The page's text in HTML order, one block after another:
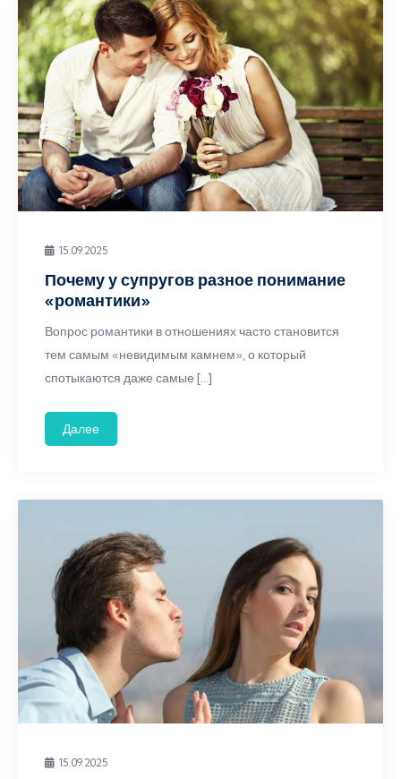
15.09.2025
Почему у супругов разное понимание
«романтики»
Вопрос романтики в отношениях часто становится
тем самым «невидимым камнем», о который
спотыкаются даже самые […]
Далее
15.09.2025